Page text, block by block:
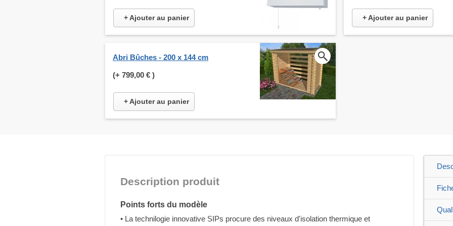
+ Ajouter au panier + Ajouter au panier
Abri Bûches - 200 x 144 cm
(+ 799,00 € )
+ Ajouter au panier
Description produit
Points forts du modèle
• La technilogie innovative SIPs procure des niveaux d'isolation thermique et